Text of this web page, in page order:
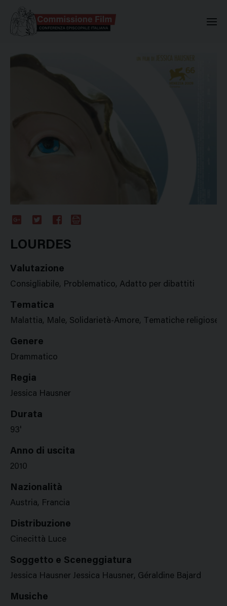
Plus
LOURDES
Valutazione
Consigliabile, Problematico, Adatto per dibattiti
Tematica
Malattia, Male, Solidarietà-Amore, Tematiche religiose
Genere
Drammatico
Regia
Jessica Hausner
Durata
93'
Anno di uscita
2010
Nazionalità
Austria, Francia
Distribuzione
Cinecittà Luce
Soggetto e Sceneggiatura
Jessica Hausner Jessica Hausner, Géraldine Bajard
Musiche